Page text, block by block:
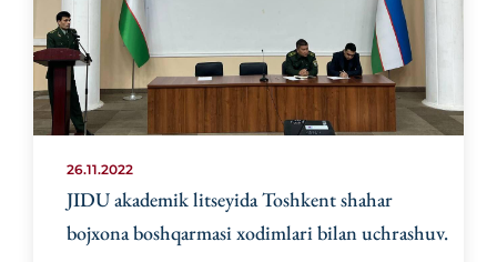
26.11.2022
JIDU akademik litseyida Toshkent shahar
bojxona boshqarmasi xodimlari bilan uchrashuv.